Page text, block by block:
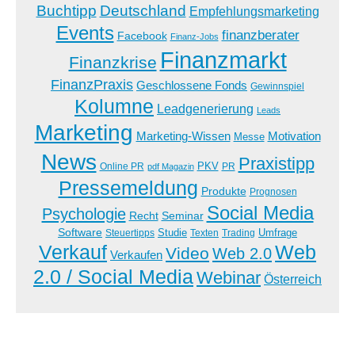
Buchtipp Deutschland Empfehlungsmarketing
Events Facebook Finanz-Jobs finanzberater
Finanzkrise Finanzmarkt
FinanzPraxis Geschlossene Fonds Gewinnspiel
Kolumne Leadgenerierung Leads
Marketing Marketing-Wissen Messe Motivation
News Online PR pdf Magazin PKV PR Praxistipp
Pressemeldung Produkte Prognosen
Psychologie Recht Seminar Social Media
Software Steuertipps Studie Texten Trading Umfrage
Verkauf Verkaufen Video Web 2.0Web
2.0 / Social MediaWebinar Österreich